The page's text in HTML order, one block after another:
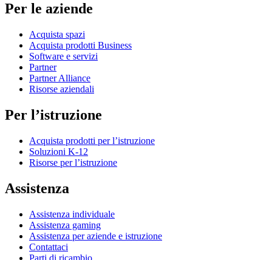
Per le aziende
Acquista spazi
Acquista prodotti Business
Software e servizi
Partner
Partner Alliance
Risorse aziendali
Per l’istruzione
Acquista prodotti per l’istruzione
Soluzioni K-12
Risorse per l’istruzione
Assistenza
Assistenza individuale
Assistenza gaming
Assistenza per aziende e istruzione
Contattaci
Parti di ricambio